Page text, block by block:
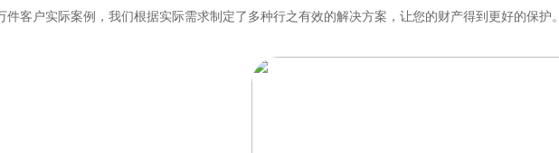
件客户实际案例，我们根据实际需求制定了多种行之有效的解决方案，让您的财产得到更好的保护。